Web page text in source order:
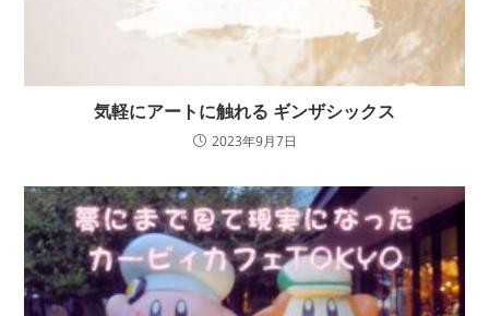
気軽にアートに触れる ギンザシックス
2023年9月7日